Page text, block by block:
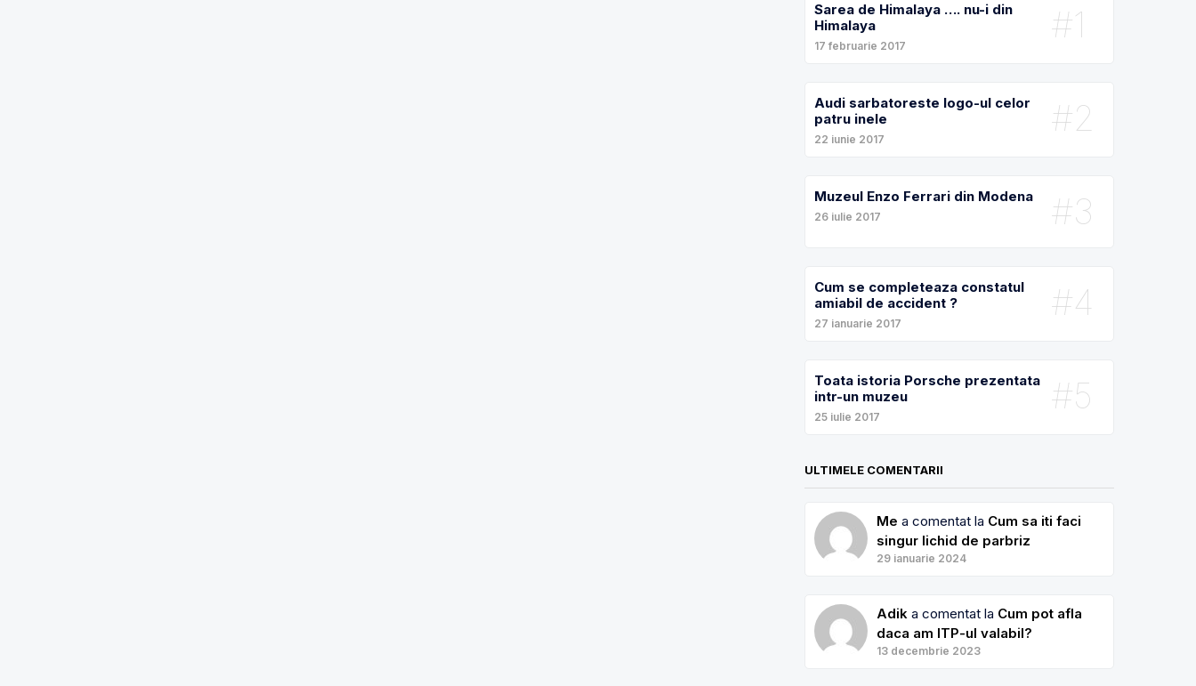
#1
Sarea de Himalaya …. nu-i din
Himalaya
17 februarie 2017
#2
Audi sarbatoreste logo-ul celor
patru inele
22 iunie 2017
#3
Muzeul Enzo Ferrari din Modena
26 iulie 2017
#4
Cum se completeaza constatul
amiabil de accident ?
27 ianuarie 2017
#5
Toata istoria Porsche prezentata
intr-un muzeu
25 iulie 2017
ULTIMELE COMENTARII
Me a comentat la Cum sa iti faci
singur lichid de parbriz
29 ianuarie 2024
Adik a comentat la Cum pot afla
daca am ITP-ul valabil?
13 decembrie 2023